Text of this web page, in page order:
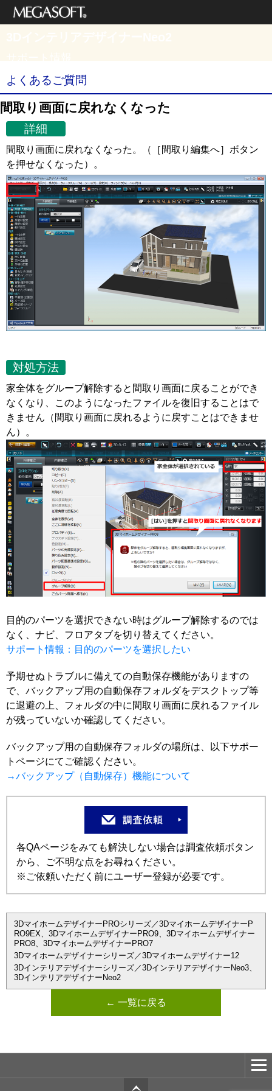
よくあるご質問
間取り画面に戻れなくなった
詳細
間取り画面に戻れなくなった。（［間取り編集へ］ボタン
を押せなくなった）。
対処方法
家全体をグループ解除すると間取り画面に戻ることができ
なくなり、このようになったファイルを復旧することはで
きません（間取り画面に戻れるように戻すことはできませ
ん）。
目的のパーツを選択できない時はグループ解除するのでは
なく、ナビ、フロアタブを切り替えてください。
サポート情報：目的のパーツを選択したい
予期せぬトラブルに備えての自動保存機能がありますの
で、バックアップ用の自動保存フォルダをデスクトップ等
に退避の上、フォルダの中に間取り画面に戻れるファイル
が残っていないか確認してください。
バックアップ用の自動保存フォルダの場所は、以下サポー
トページにてご確認ください。
→バックアップ（自動保存）機能について
各QAページをみても解決しない場合は調査依頼ボタン
から、ご不明な点をお尋ねください。
※ご依頼いただく前にユーザー登録が必要です。
3DマイホームデザイナーPROシリーズ／3DマイホームデザイナーP
RO9EX、3DマイホームデザイナーPRO9、3Dマイホームデザイナー
PRO8、3DマイホームデザイナーPRO7
3Dマイホームデザイナーシリーズ／3Dマイホームデザイナー12
3Dインテリアデザイナーシリーズ／3DインテリアデザイナーNeo3、
3DインテリアデザイナーNeo2
← 一覧に戻る